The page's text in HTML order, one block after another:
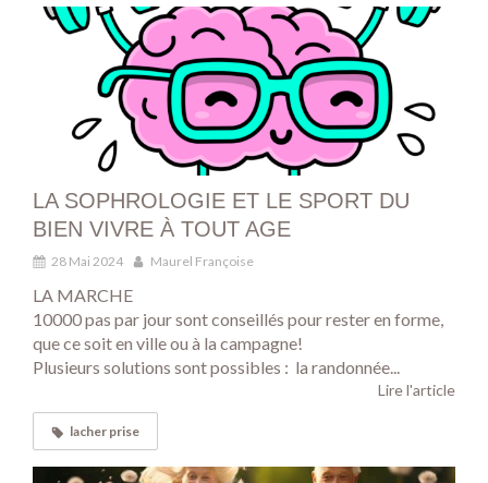
LA SOPHROLOGIE ET LE SPORT DU
BIEN VIVRE À TOUT AGE
28 Mai 2024 Maurel Françoise
LA MARCHE
10000 pas par jour sont conseillés pour rester en forme,
que ce soit en ville ou à la campagne!
Plusieurs solutions sont possibles : la randonnée...
Lire l'article
lacher prise